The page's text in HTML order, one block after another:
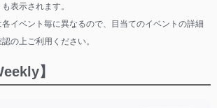
表示されます。
イベント毎に異なるので、目当てのイベントの詳細
の上ご利用ください。
】